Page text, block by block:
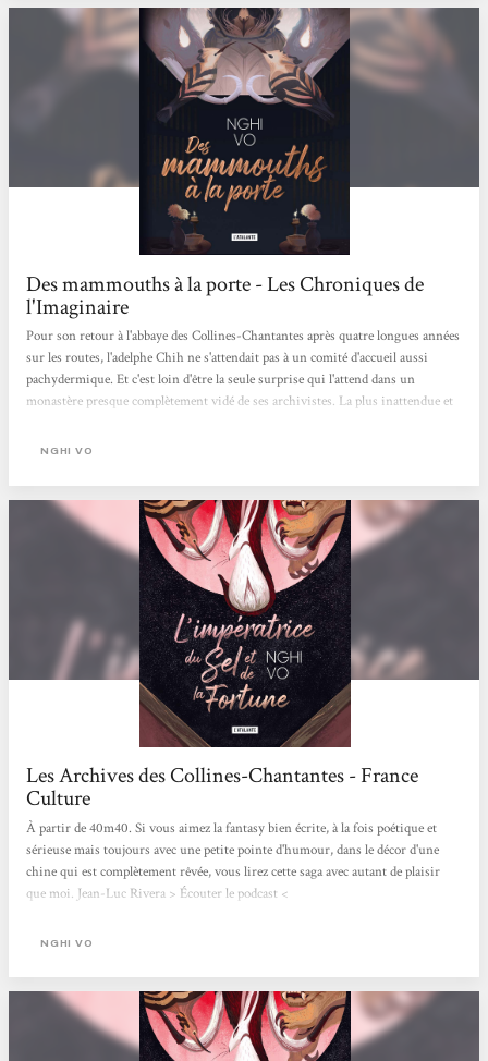
Des mammouths à la porte - Les Chroniques de
l'Imaginaire
Pour son retour à l'abbaye des Collines-Chantantes après quatre longues années
sur les routes, l'adelphe Chih ne s'attendait pas à un comité d'accueil aussi
pachydermique. Et c'est loin d'être la seule surprise qui l'attend dans un
monastère presque complètement vidé de ses archivistes. La plus inattendue et
Une mort qui n'est pas étrangère à la présence de deux femmes à dos de
Collines-Chantantes, c'est toujours l'assurance...
NGHI VO
Les Archives des Collines-Chantantes - France
Culture
À partir de 40m40. Si vous aimez la fantasy bien écrite, à la fois poétique et
sérieuse mais toujours avec une petite pointe d'humour, dans le décor d'une
chine qui est complètement rêvée, vous lirez cette saga avec autant de plaisir
que moi. Jean-Luc Rivera > Écouter le podcast <
NGHI VO